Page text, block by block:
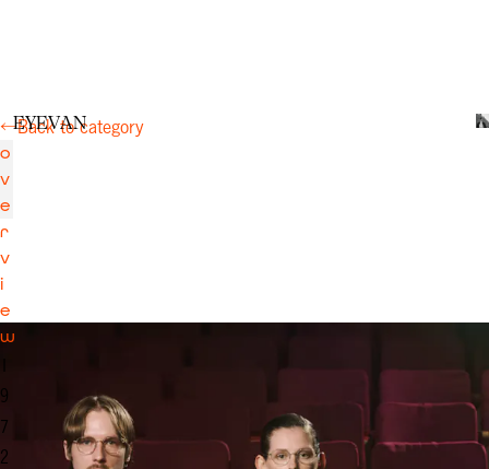
←Back to category
EYEVAN
o
v
e
r
v
i
e
w
9
7
2